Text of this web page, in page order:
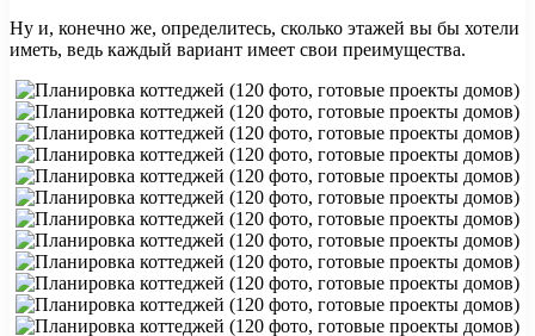
Ну и, конечно же, определитесь, сколько этажей вы бы хотели
иметь, ведь каждый вариант имеет свои преимущества.